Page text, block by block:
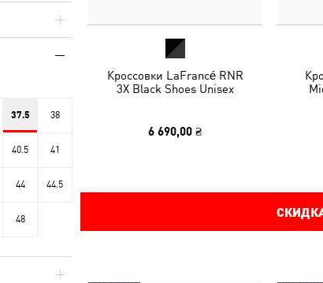
Кроссовки LaFrancé RNR
3X Black Shoes Unisex
6 690,00 ₴
37.5 38
40.5 41
44 44.5
48